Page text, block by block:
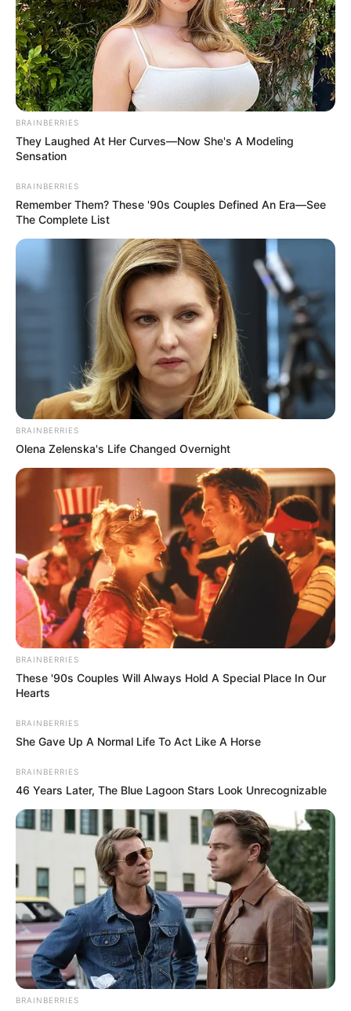
BRAINBERRIES
They Laughed At Her Curves—Now She's A Modeling
Sensation
BRAINBERRIES
Remember Them? These '90s Couples Defined An Era—See
The Complete List
BRAINBERRIES
Olena Zelenska's Life Changed Overnight
BRAINBERRIES
These '90s Couples Will Always Hold A Special Place In Our
Hearts
BRAINBERRIES
She Gave Up A Normal Life To Act Like A Horse
BRAINBERRIES
46 Years Later, The Blue Lagoon Stars Look Unrecognizable
BRAINBERRIES